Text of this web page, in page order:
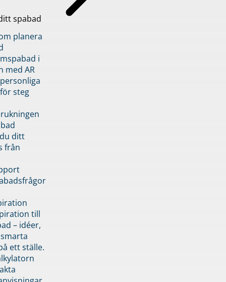
spabad
planera
i
med AR
steg
ditt
från
till
– idéer,
ett ställe.